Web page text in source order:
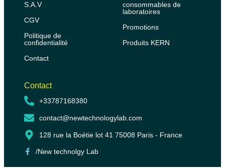
S.A.V
CGV
Politique de
confidentialité
Contact
consommables de
laboratoires
Promotions
Produits KERN
Contact
+33787168380
contact@newtechnologylab.com
128 rue la Boétie lot 41 75008 Paris - France
/New technolgy Lab